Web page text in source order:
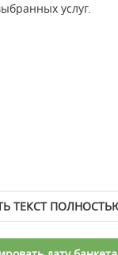
услуг.
ТЕКСТ